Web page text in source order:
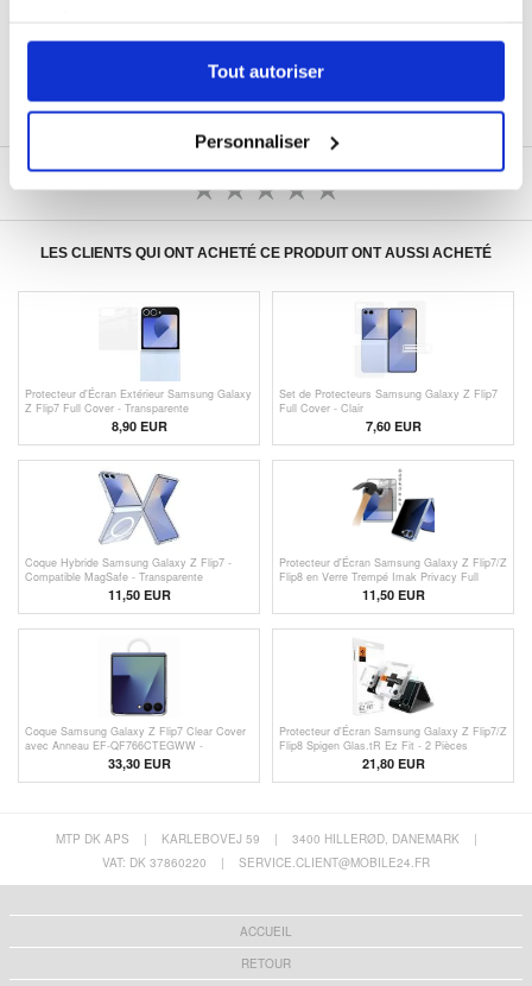
Tout autoriser
Personnaliser
SATISFAITS
ÉCRIRE UN AVIS
LES CLIENTS QUI ONT ACHETÉ CE PRODUIT ONT AUSSI ACHETÉ
Protecteur d'Écran Extérieur Samsung Galaxy
Z Flip7 Full Cover - Transparente
8,90 EUR
Set de Protecteurs Samsung Galaxy Z Flip7
Full Cover - Clair
7,60 EUR
Coque Hybride Samsung Galaxy Z Flip7 -
Compatible MagSafe - Transparente
11,50 EUR
Protecteur d'Écran Samsung Galaxy Z Flip7/Z
Flip8 en Verre Trempé Imak Privacy Full
11,50 EUR
Coque Samsung Galaxy Z Flip7 Clear Cover
avec Anneau EF-QF766CTEGWW -
33,30 EUR
Protecteur d'Écran Samsung Galaxy Z Flip7/Z
Flip8 Spigen Glas.tR Ez Fit - 2 Pièces
21,80 EUR
MTP DK APS | KARLEBOVEJ 59 | 3400 HILLERØD, DANEMARK
|
VAT: DK 37860220
| SERVICE.CLIENT@MOBILE24.FR
ACCUEIL
RETOUR